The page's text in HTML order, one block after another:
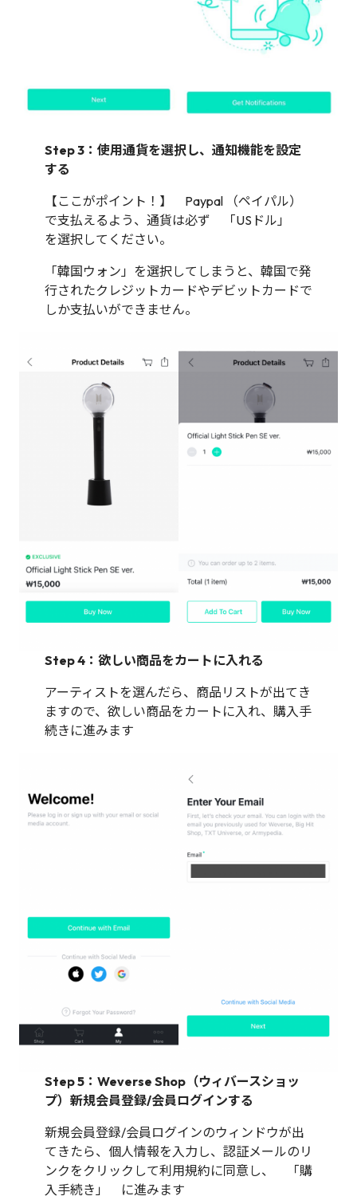
Step 3：使用通貨を選択し、通知機能を設定
する
【ここがポイント！】 Paypal （ペイパル）
で支払えるよう、通貨は必ず 「USドル」
を選択してください。
「韓国ウォン」を選択してしまうと、韓国で発
行されたクレジットカードやデビットカードで
しか支払いができません。
Step 4：欲しい商品をカートに入れる
アーティストを選んだら、商品リストが出てき
ますので、欲しい商品をカートに入れ、購入手
続きに進みます
Step 5：Weverse Shop（ウィバースショッ
プ）新規会員登録/会員ログインする
新規会員登録/会員ログインのウィンドウが出
てきたら、個人情報を入力し、認証メールのリ
ンクをクリックして利用規約に同意し、 「購
入手続き」 に進みます